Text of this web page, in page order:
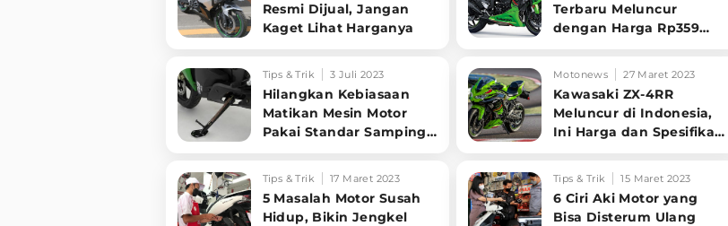
Resmi Dijual, Jangan
Kaget Lihat Harganya
Terbaru Meluncur
dengan Harga Rp359
Spesifikasinya
Tips & Trik 3 Juli 2023
Hilangkan Kebiasaan
Matikan Mesin Motor
Pakai Standar Samping,
Motonews 27 Maret 2023
Kawasaki ZX-4RR
Meluncur di Indonesia,
Ini Harga dan Spesifikasi
Tips & Trik 17 Maret 2023
5 Masalah Motor Susah
Hidup, Bikin Jengkel
Tips & Trik 15 Maret 2023
6 Ciri Aki Motor yang
Bisa Disterum Ulang